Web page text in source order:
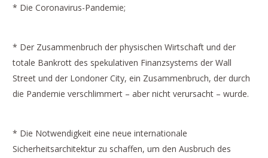
* Die Coronavirus-Pandemie;
* Der Zusammenbruch der physischen Wirtschaft und der
totale Bankrott des spekulativen Finanzsystems der Wall
Street und der Londoner City, ein Zusammenbruch, der durch
die Pandemie verschlimmert – aber nicht verursacht – wurde.
* Die Notwendigkeit eine neue internationale
Sicherheitsarchitektur zu schaffen, um den Ausbruch des